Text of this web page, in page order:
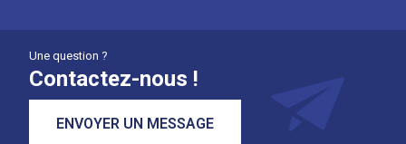
Une question ?
Contactez-nous !
ENVOYER UN MESSAGE